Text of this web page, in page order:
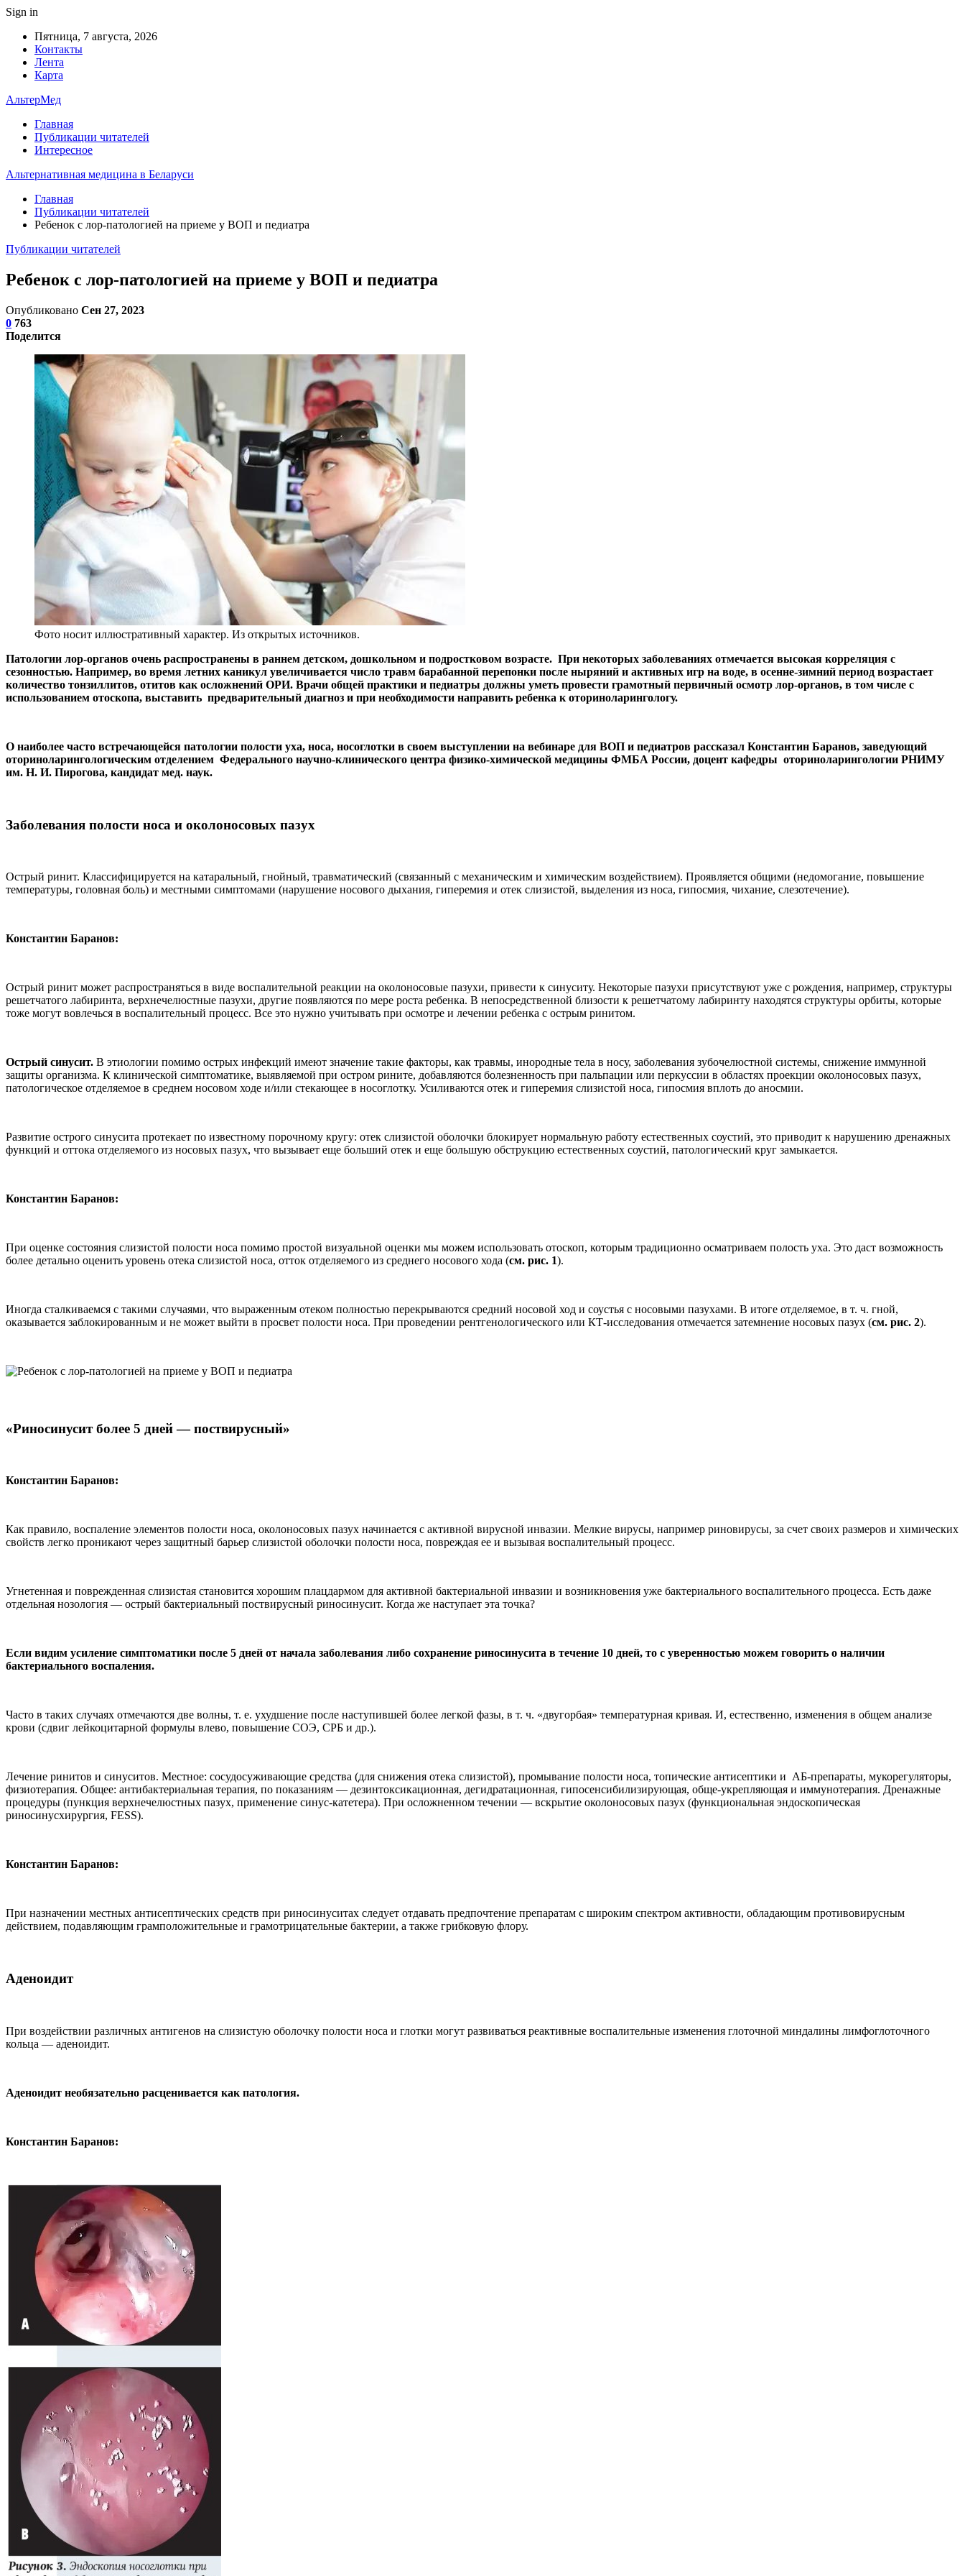
Sign in
Пятница, 7 августа, 2026
Контакты
Лента
Карта
АльтерМед
Главная
Публикации читателей
Интересное
Альтернативная медицина в Беларуси
Главная
Публикации читателей
Ребенок с лор-патологией на приеме у ВОП и педиатра
Публикации читателей
Ребенок с лор-патологией на приеме у ВОП и педиатра
Опубликовано Сен 27, 2023
0 763
Поделится
Фото носит иллюстративный характер. Из открытых источников.
Патологии лор-органов очень распространены в раннем детском, дошкольном и подростковом возрасте. При некоторых заболеваниях отмечается высокая корреляция с
сезонностью. Например, во время летних каникул увеличивается число травм барабанной перепонки после ныряний и активных игр на воде, в осенне-зимний период возрастает
количество тонзиллитов, отитов как осложнений ОРИ. Врачи общей практики и педиатры должны уметь провести грамотный первичный осмотр лор-органов, в том числе с
использованием отоскопа, выставить предварительный диагноз и при необходимости направить ребенка к оториноларингологу.
О наиболее часто встречающейся патологии полости уха, носа, носоглотки в своем выступлении на вебинаре для ВОП и педиатров рассказал Константин Баранов, заведующий
оториноларингологическим отделением Федерального научно-клинического центра физико-химической медицины ФМБА России, доцент кафедры оториноларингологии РНИМУ
им. Н. И. Пирогова, кандидат мед. наук.
Заболевания полости носа и околоносовых пазух
Острый ринит. Классифицируется на катаральный, гнойный, травматический (связанный с механическим и химическим воздействием). Проявляется общими (недомогание, повышение
температуры, головная боль) и местными симптомами (нарушение носового дыхания, гиперемия и отек слизистой, выделения из носа, гипосмия, чихание, слезотечение).
Константин Баранов:
Острый ринит может распространяться в виде воспалительной реакции на околоносовые пазухи, привести к синуситу. Некоторые пазухи присутствуют уже с рождения, например, структуры
решетчатого лабиринта, верхнечелюстные пазухи, другие появляются по мере роста ребенка. В непосредственной близости к решетчатому лабиринту находятся структуры орбиты, которые
тоже могут вовлечься в воспалительный процесс. Все это нужно учитывать при осмотре и лечении ребенка с острым ринитом.
Острый синусит. В этиологии помимо острых инфекций имеют значение такие факторы, как травмы, инородные тела в носу, заболевания зубочелюстной системы, снижение иммунной
защиты организма. К клинической симптоматике, выявляемой при остром рините, добавляются болезненность при пальпации или перкуссии в областях проекции околоносовых пазух,
патологическое отделяемое в среднем носовом ходе и/или стекающее в носоглотку. Усиливаются отек и гиперемия слизистой носа, гипосмия вплоть до аносмии.
Развитие острого синусита протекает по известному порочному кругу: отек слизистой оболочки блокирует нормальную работу естественных соустий, это приводит к нарушению дренажных
функций и оттока отделяемого из носовых пазух, что вызывает еще больший отек и еще большую обструкцию естественных соустий, патологический круг замыкается.
Константин Баранов:
При оценке состояния слизистой полости носа помимо простой визуальной оценки мы можем использовать отоскоп, которым традиционно осматриваем полость уха. Это даст возможность
более детально оценить уровень отека слизистой носа, отток отделяемого из среднего носового хода (см. рис. 1).
Иногда сталкиваемся с такими случаями, что выраженным отеком полностью перекрываются средний носовой ход и соустья с носовыми пазухами. В итоге отделяемое, в т. ч. гной,
оказывается заблокированным и не может выйти в просвет полости носа. При проведении рентгенологического или КТ-исследования отмечается затемнение носовых пазух (см. рис. 2).
«Риносинусит более 5 дней — поствирусный»
Константин Баранов:
Как правило, воспаление элементов полости носа, околоносовых пазух начинается с активной вирусной инвазии. Мелкие вирусы, например риновирусы, за счет своих размеров и химических
свойств легко проникают через защитный барьер слизистой оболочки полости носа, повреждая ее и вызывая воспалительный процесс.
Угнетенная и поврежденная слизистая становится хорошим плацдармом для активной бактериальной инвазии и возникновения уже бактериального воспалительного процесса. Есть даже
отдельная нозология — острый бактериальный поствирусный риносинусит. Когда же наступает эта точка?
Если видим усиление симптоматики после 5 дней от начала заболевания либо сохранение риносинусита в течение 10 дней, то с уверенностью можем говорить о наличии
бактериального воспаления.
Часто в таких случаях отмечаются две волны, т. е. ухудшение после наступившей более легкой фазы, в т. ч. «двугорбая» температурная кривая. И, естественно, изменения в общем анализе
крови (сдвиг лейкоцитарной формулы влево, повышение СОЭ, СРБ и др.).
Лечение ринитов и синуситов. Местное: сосудосуживающие средства (для снижения отека слизистой), промывание полости носа, топические антисептики и АБ-препараты, мукорегуляторы,
физиотерапия. Общее: антибактериальная терапия, по показаниям — дезинтоксикационная, дегидратационная, гипосенсибилизирующая, обще-укрепляющая и иммунотерапия. Дренажные
процедуры (пункция верхнечелюстных пазух, применение синус-катетера). При осложненном течении — вскрытие околоносовых пазух (функциональная эндоскопическая
риносинусхирургия, FESS).
Константин Баранов:
При назначении местных антисептических средств при риносинуситах следует отдавать предпочтение препаратам с широким спектром активности, обладающим противовирусным
действием, подавляющим грамположительные и грамотрицательные бактерии, а также грибковую флору.
Аденоидит
При воздействии различных антигенов на слизистую оболочку полости носа и глотки могут развиваться реактивные воспалительные изменения глоточной миндалины лимфоглоточного
кольца — аденоидит.
Аденоидит необязательно расценивается как патология.
Константин Баранов: